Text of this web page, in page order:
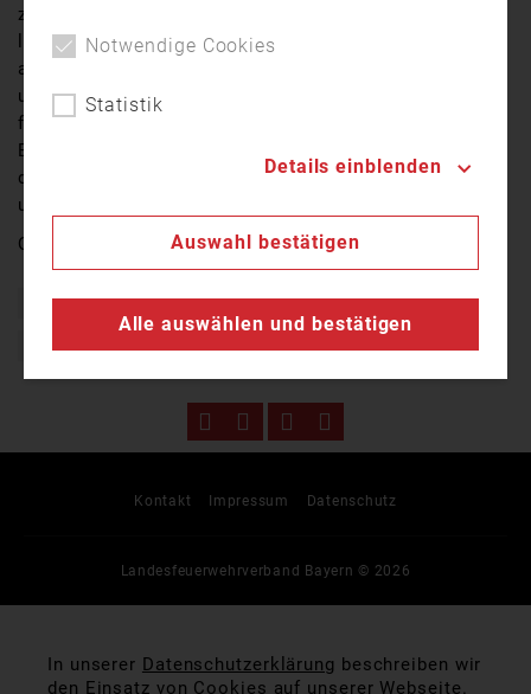
zu verhindern, die Brandfläche einzudämmen und zu
löschen. Die Nachlöscharbeiten erwiesen sich als
aufwendig. Der gesamte Boden musste umgegraben
und bewässert werden, um möglich Glutnester zu
finden und abzulöschen. Verletzt wurde bei dem
Einsatz niemand. Eine vorsätzliche Brandstiftung kann
derzeit nicht ausgeschlossen werden, da es im Bereich
um Hanau immer wieder zu Waldbränden kommt.
Quelle:
TV Mainfranken
Blaulicht Brand Einsatz Feuerwehr Flammen
Kontakt Impressum Datenschutz
Landesfeuerwehrverband Bayern © 2026
Notwendige Cookies
Statistik
Details einblenden
Auswahl bestätigen
Alle auswählen und bestätigen
In unserer Datenschutzerklärung beschreiben wir
den Einsatz von Cookies auf unserer Webseite.